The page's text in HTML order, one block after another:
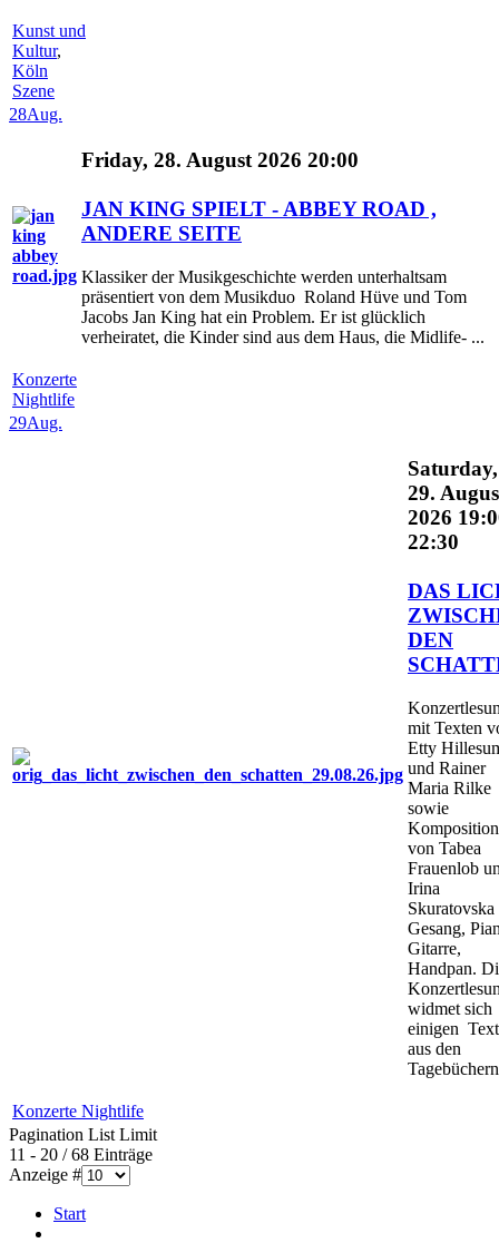
Kunst und
Kultur,
Köln
Szene
28Aug.
Friday, 28. August 2026 20:00
JAN KING SPIELT - ABBEY ROAD ,
ANDERE SEITE
Klassiker der Musikgeschichte werden unterhaltsam
präsentiert von dem Musikduo Roland Hüve und Tom
Jacobs Jan King hat ein Problem. Er ist glücklich
verheiratet, die Kinder sind aus dem Haus, die Midlife- ...
Konzerte
Nightlife
29Aug.
Saturday,
29.
2026
22:30
DAS
DEN
mit Texten
Etty
und Rainer
Maria Rilke
sowie
von Tabea
Frauenlob
Irina
Gesang,
Gitarre,
Handpan.
widmet sich
einigen
aus den
Konzerte Nightlife
Pagination List Limit
11 - 20 / 68 Einträge
Anzeige #
Start